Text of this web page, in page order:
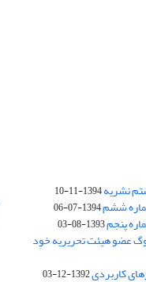
نشریه1394-11-10
ششم1394-07-06
پنجم1393-08-03
عضو هیئت تحریریه خود
کاربردی1392-12-03